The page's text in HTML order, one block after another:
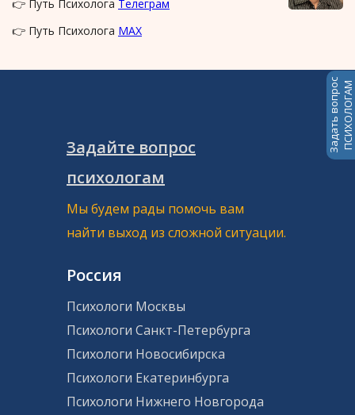
👉 Путь Психолога Телеграм
👉 Путь Психолога MAX
Задать вопросПСИХОЛОГАМ
Задайте вопрос
психологам
Мы будем рады помочь вам
найти выход из сложной ситуации.
Россия
Психологи Москвы
Психологи Санкт-Петербурга
Психологи Новосибирска
Психологи Екатеринбурга
Психологи Нижнего Новгорода